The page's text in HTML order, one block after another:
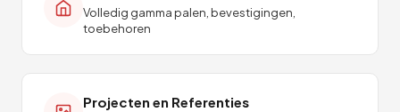
Volledig gamma palen, bevestigingen,
toebehoren
Projecten en Referenties